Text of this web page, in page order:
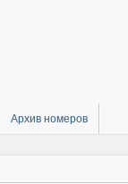
Архив номеров